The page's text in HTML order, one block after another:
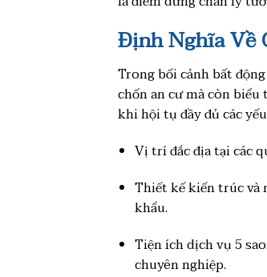
Định Nghĩa Về
Trong bối cảnh bất
chốn an cư mà còn
khi hội tụ đầy đủ các
Vị trí đắc địa tại các
Thiết kế kiến trúc và
khẩu.
Tiện ích dịch vụ 5
chuyên nghiệp.